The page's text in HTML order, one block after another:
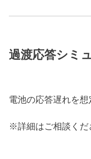
過渡応答シミ
電池の応答遅れを想
※詳細はご相談くだ